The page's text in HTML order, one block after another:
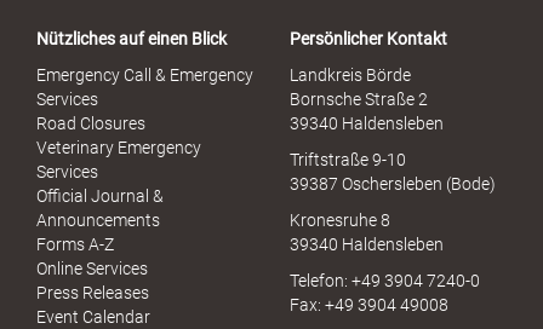
Nützliches auf einen Blick
Emergency Call & Emergency
Services
Road Closures
Veterinary Emergency
Services
Official Journal &
Announcements
Forms A-Z
Online Services
Press Releases
Event Calendar
Persönlicher Kontakt
Landkreis Börde
Bornsche Straße 2
39340 Haldensleben
Triftstraße 9-10
39387 Oschersleben (Bode)
Kronesruhe 8
39340 Haldensleben
Telefon: +49 3904 7240-0
Fax: +49 3904 49008